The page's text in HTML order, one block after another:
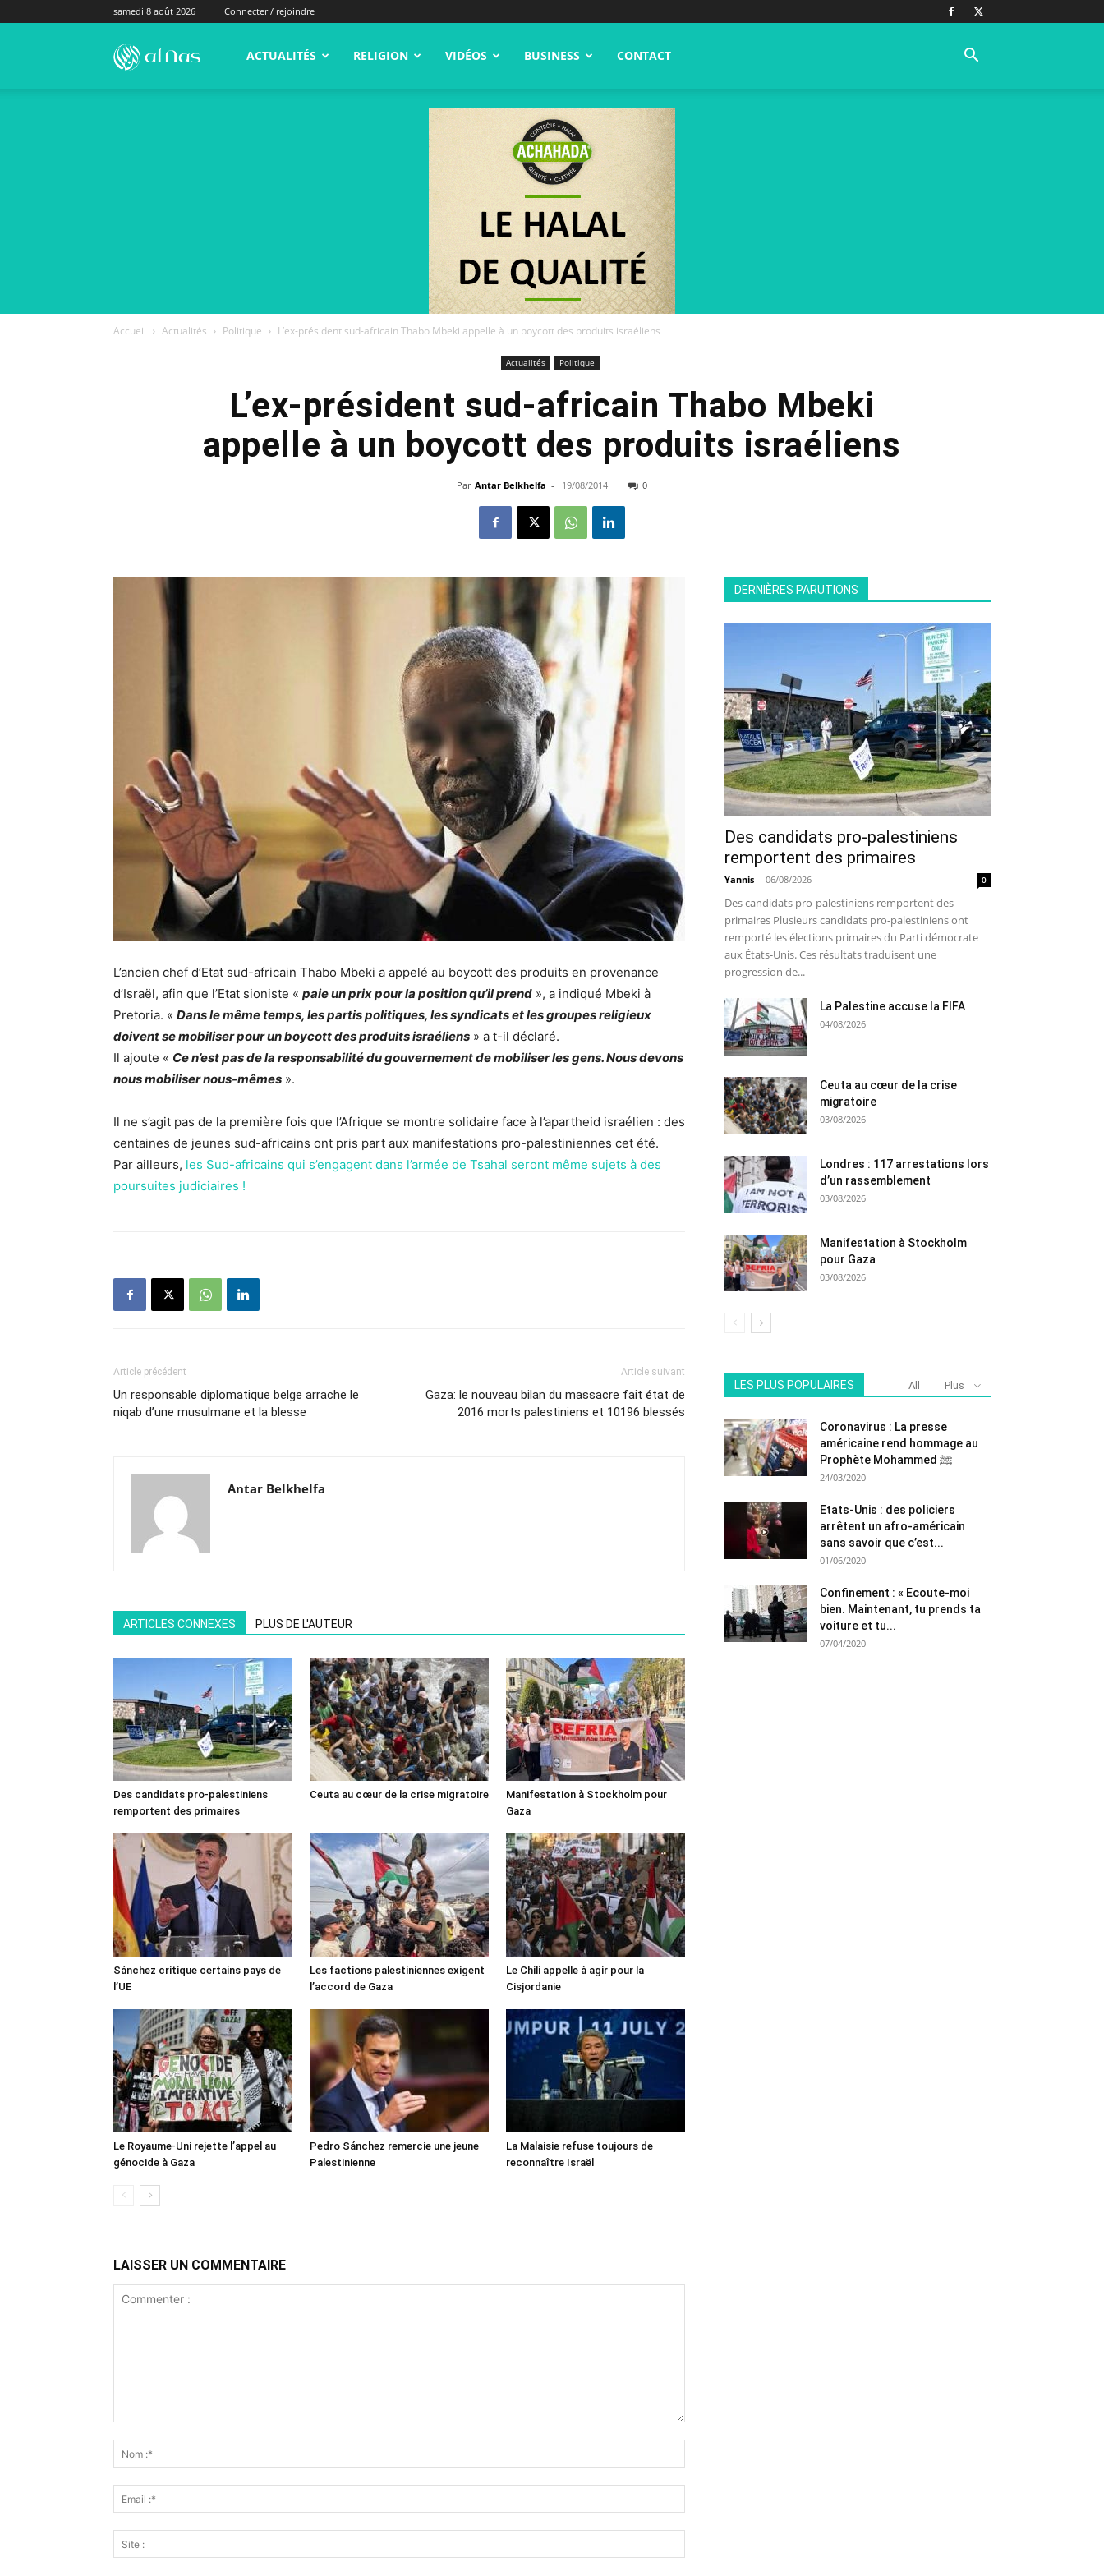
samedi 8 août 2026 Connecter / rejoindre
alNas.fr ACTUALITÉS RELIGION VIDÉOS BUSINESS CONTACT
Accueil Actualités Politique L’ex-président sud-africain Thabo Mbeki appelle à un boycott des produits israéliens
Actualités Politique
L’ex-président sud-africain Thabo Mbeki
appelle à un boycott des produits israéliens
Par Antar Belkhelfa - 19/08/2014 0
L’ancien chef d’Etat sud-africain Thabo Mbeki a appelé au boycott des produits en provenance
d’Israël, afin que l’Etat sioniste « paie un prix pour la position qu’il prend », a indiqué Mbeki à
Pretoria. « Dans le même temps, les partis politiques, les syndicats et les groupes religieux
doivent se mobiliser pour un boycott des produits israéliens » a t-il déclaré.
Il ajoute « Ce n’est pas de la responsabilité du gouvernement de mobiliser les gens. Nous devons
nous mobiliser nous-mêmes ».
Il ne s’agit pas de la première fois que l’Afrique se montre solidaire face à l’apartheid israélien : des
centaines de jeunes sud-africains ont pris part aux manifestations pro-palestiniennes cet été.
Par ailleurs, les Sud-africains qui s’engagent dans l’armée de Tsahal seront même sujets à des
poursuites judiciaires !
Article précédent
Un responsable diplomatique belge arrache le
niqab d’une musulmane et la blesse
Article suivant
Gaza: le nouveau bilan du massacre fait état de
2016 morts palestiniens et 10196 blessés
Antar Belkhelfa
ARTICLES CONNEXES PLUS DE L'AUTEUR
Des candidats pro-palestiniens
remportent des primaires
Ceuta au cœur de la crise migratoire
Manifestation à Stockholm pour
Gaza
Sánchez critique certains pays de
l’UE
Les factions palestiniennes exigent
l’accord de Gaza
Le Chili appelle à agir pour la
Cisjordanie
Le Royaume-Uni rejette l’appel au
génocide à Gaza
Pedro Sánchez remercie une jeune
Palestinienne
La Malaisie refuse toujours de
reconnaître Israël
LAISSER UN COMMENTAIRE
DERNIÈRES PARUTIONS
Des candidats pro-palestiniens
remportent des primaires
Yannis - 06/08/2026 0
Des candidats pro-palestiniens remportent des
primaires Plusieurs candidats pro-palestiniens ont
remporté les élections primaires du Parti démocrate
aux États-Unis. Ces résultats traduisent une
progression de...
La Palestine accuse la FIFA
04/08/2026
Ceuta au cœur de la crise
migratoire
03/08/2026
Londres : 117 arrestations lors
d’un rassemblement
03/08/2026
Manifestation à Stockholm
pour Gaza
03/08/2026
LES PLUS POPULAIRES All Plus
Coronavirus : La presse
américaine rend hommage au
Prophète Mohammed ﷺ
24/03/2020
Etats-Unis : des policiers
arrêtent un afro-américain
sans savoir que c’est...
01/06/2020
Confinement : « Ecoute-moi
bien. Maintenant, tu prends ta
voiture et tu...
07/04/2020